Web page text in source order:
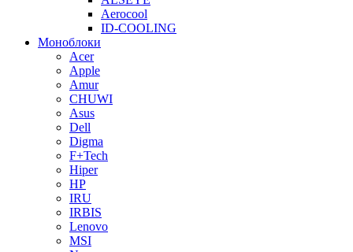
Aerocool
ID-COOLING
Моноблоки
Acer
Apple
Amur
CHUWI
Asus
Dell
Digma
F+Tech
Hiper
HP
IRU
IRBIS
Lenovo
MSI